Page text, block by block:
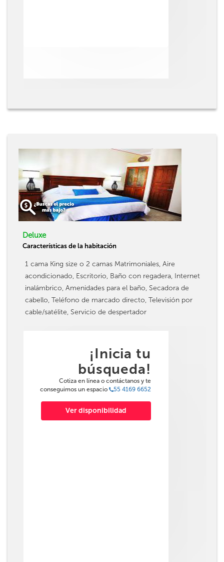
Deluxe
Características de la habitación
1 cama King size o 2 camas Matrimoniales, Aire
acondicionado, Escritorio, Baño con regadera, Internet
inalámbrico, Amenidades para el baño, Secadora de
cabello, Teléfono de marcado directo, Televisión por
cable/satélite, Servicio de despertador
¡Inicia tu
búsqueda!
Cotiza en línea o contáctanos y te
conseguimos un espacio
55 4169 6652
Ver disponibilidad